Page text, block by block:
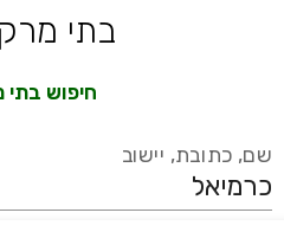
בתי
חיפוש
שם, כתובת, יישוב